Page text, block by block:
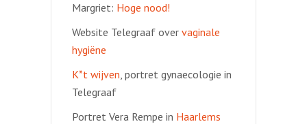
Margriet: Hoge nood!
Website Telegraaf over vaginale
hygiëne
K*t wijven, portret gynaecologie in
Telegraaf
Portret Vera Rempe in Haarlems